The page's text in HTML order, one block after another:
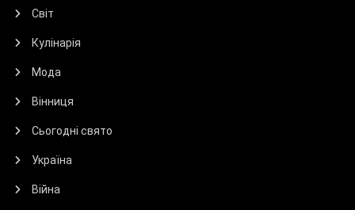
Світ
Кулінарія
Мода
Вінниця
Сьогодні свято
Україна
Війна